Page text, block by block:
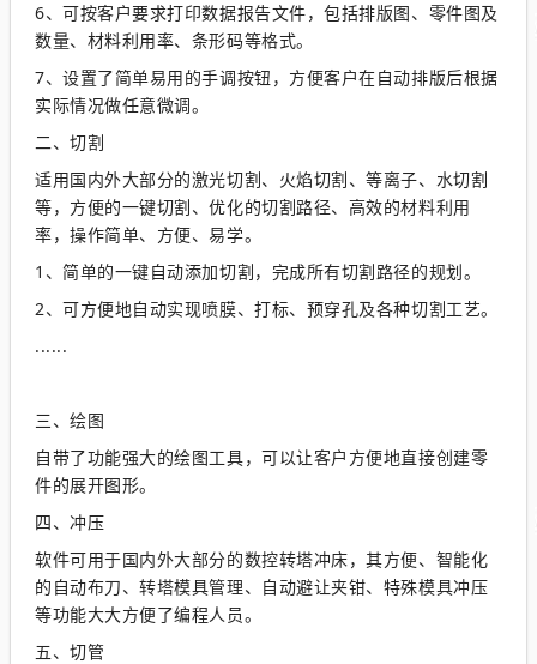
6、可按客户要求打印数据报告文件，包括排版图、零件图及
数量、材料利用率、条形码等格式。
7、设置了简单易用的手调按钮，方便客户在自动排版后根据
实际情况做任意微调。
二、切割
适用国内外大部分的激光切割、火焰切割、等离子、水切割
等，方便的一键切割、优化的切割路径、高效的材料利用
率，操作简单、方便、易学。
1、简单的一键自动添加切割，完成所有切割路径的规划。
2、可方便地自动实现喷膜、打标、预穿孔及各种切割工艺。
......
三、绘图
自带了功能强大的绘图工具，可以让客户方便地直接创建零
件的展开图形。
四、冲压
软件可用于国内外大部分的数控转塔冲床，其方便、智能化
的自动布刀、转塔模具管理、自动避让夹钳、特殊模具冲压
等功能大大方便了编程人员。
五、切管